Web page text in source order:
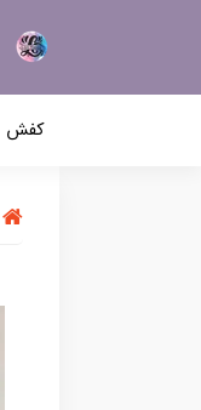
کفش